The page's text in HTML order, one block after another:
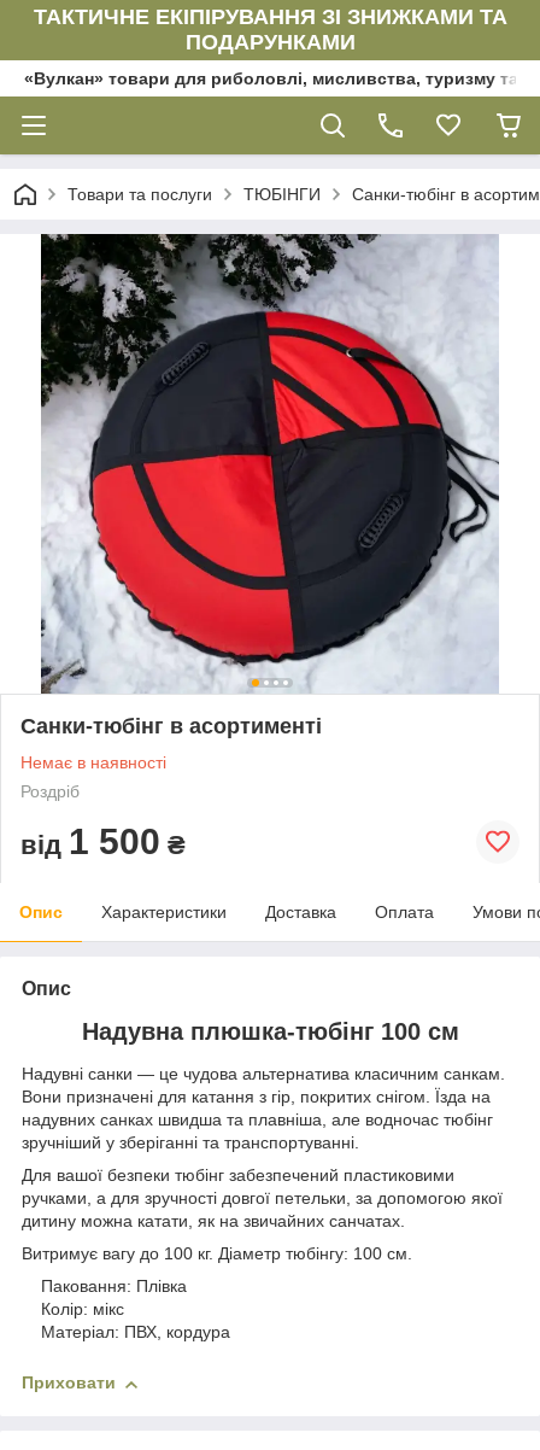
ТАКТИЧНЕ ЕКІПІРУВАННЯ ЗІ ЗНИЖКАМИ ТА
ПОДАРУНКАМИ
«Вулкан» товари для риболовлі, мисливства, туризму та
Товари та послуги ТЮБІНГИ Санки-тюбінг в
Санки-тюбінг в асортименті
Немає в наявності
Роздріб
від 1 500 ₴
Опис Характеристики Доставка Оплата Умови
Опис
Надувна плюшка-тюбінг 100 см
Надувні санки — це чудова альтернатива класичним санкам.
Вони призначені для катання з гір, покритих снігом. Їзда на
надувних санках швидша та плавніша, але водночас тюбінг
зручніший у зберіганні та транспортуванні.
Для вашої безпеки тюбінг забезпечений пластиковими
ручками, а для зручності довгої петельки, за допомогою якої
дитину можна катати, як на звичайних санчатах.
Витримує вагу до 100 кг. Діаметр тюбінгу: 100 см.
Паковання: Плівка
Колір: мікс
Матеріал: ПВХ, кордура
Приховати